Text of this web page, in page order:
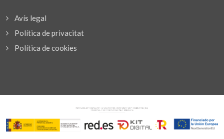
Avís legal
Política de privacitat
Política de cookies